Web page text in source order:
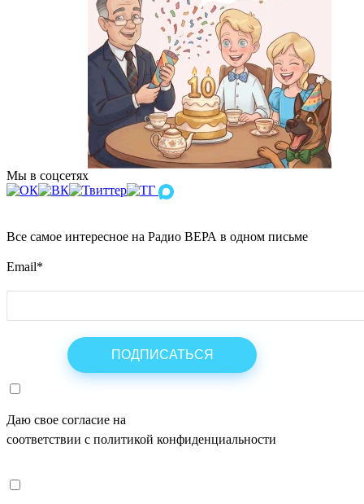
Мы в соцсетях
Все самое интересное на Радио ВЕРА в одном письме
Email*
Даю свое согласие на
соответствии с политикой конфиденциальности